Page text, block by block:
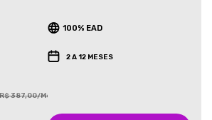
100% EAD
2 A 12 MESES
387,00/Mês